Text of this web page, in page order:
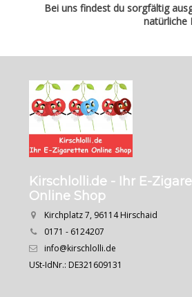
Bei uns findest du sorgfältig
natürliche
Kirschlolli.de - Ihr E-
Online Shop
Kirchplatz 7, 96114 Hirschaid
0171 - 6124207
info@kirschlolli.de
USt-IdNr.: DE321609131